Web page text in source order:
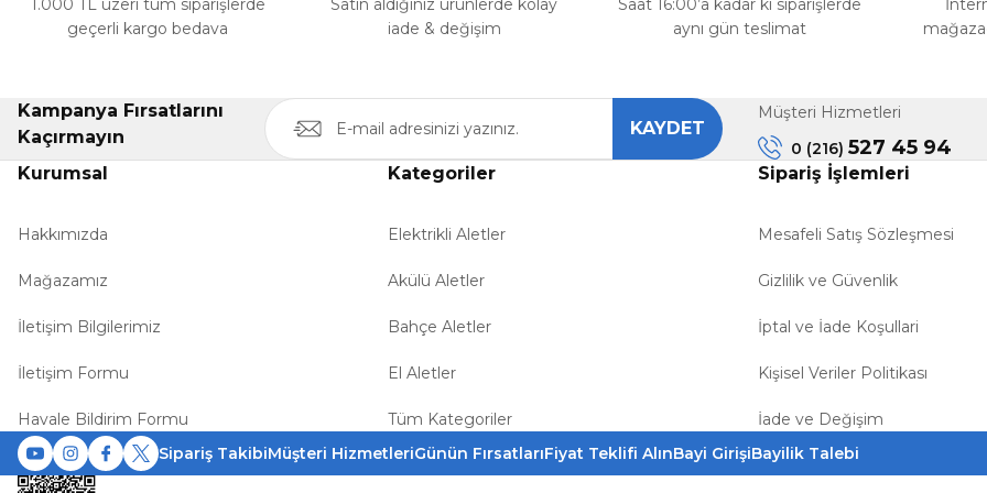
Gönder
1.000 TL üzeri tüm siparişlerde
geçerli kargo bedava
Satın aldığınız ürünlerde kolay
iade & değişim
Saat 16:00’a kadar ki siparişlerde
aynı gün teslimat
Kampanya Fırsatlarını
Kaçırmayın
KAYDET
Müşteri Hizmetleri
0 (216) 527 45 94
Kurumsal
Hakkımızda
Mağazamız
İletişim Bilgilerimiz
İletişim Formu
Havale Bildirim Formu
Kategoriler
Elektrikli Aletler
Akülü Aletler
Bahçe Aletler
El Aletler
Tüm Kategoriler
Sipariş İşlemleri
Mesafeli Satış Sözleşmesi
Gizlilik ve Güvenlik
İptal ve İade Koşullari
Kişisel Veriler Politikası
İade ve Değişim
Sipariş TakibiMüşteri HizmetleriGünün FırsatlarıFiyat Teklifi AlınBayi GirişiBayilik Talebi